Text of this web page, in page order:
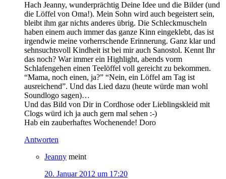
Hach Jeanny, wunderprächtig Deine Idee und die Bilder (und
die Löffel von Oma!). Mein Sohn wird auch begeistert sein,
bleibt ihm gar nichts anderes übrig. Die Schleckmuscheln
haben einem auch immer das ganze Kinn eingeklebt, das ist
irgendwie meine vorherrschende Erinnerung. Ganz klar und
sehnsuchtsvoll Kindheit ist bei mir auch Sanostol. Kennt Ihr
das noch? War immer ein Highlight, abends vorm
Schlafengehen einen Teelöffel voll gereicht zu bekommen.
“Mama, noch einen, ja?” “Nein, ein Löffel am Tag ist
ausreichend”. Und das Lied dazu (heute würde man wohl
Soundlogo sagen)…
Und das Bild von Dir in Cordhose oder Lieblingskleid mit
Clogs würd ich ja auch gern mal sehen :-)
Hab ein zauberhaftes Wochenende! Doro
Antworten
Jeanny meint
20. Januar 2012 um 17:20